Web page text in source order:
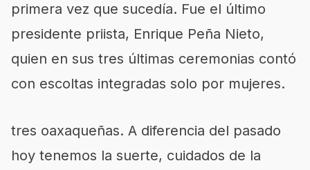
primera vez que sucedía. Fue el último
presidente priista, Enrique Peña Nieto,
quien en sus tres últimas ceremonias contó
con escoltas integradas solo por mujeres.
tres oaxaqueñas. A diferencia del pasado
hoy tenemos la suerte, cuidados de la